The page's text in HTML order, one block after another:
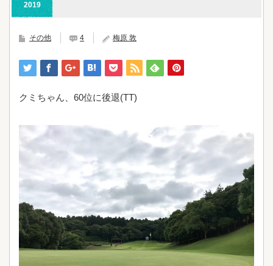
2019
その他 4 梅原 敦
クミちゃん、60位に後退(TT)